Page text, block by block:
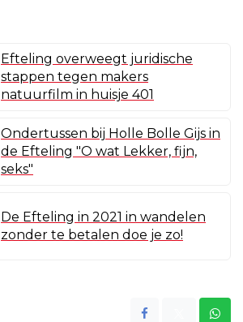
Efteling overweegt juridische
stappen tegen makers
natuurfilm in huisje 401
Ondertussen bij Holle Bolle Gijs in
de Efteling "O wat Lekker, fijn,
seks"
De Efteling in 2021 in wandelen
zonder te betalen doe je zo!